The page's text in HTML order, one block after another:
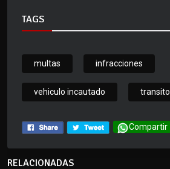
TAGS
multas infracciones
vehiculo incautado transito
Compartir
RELACIONADAS